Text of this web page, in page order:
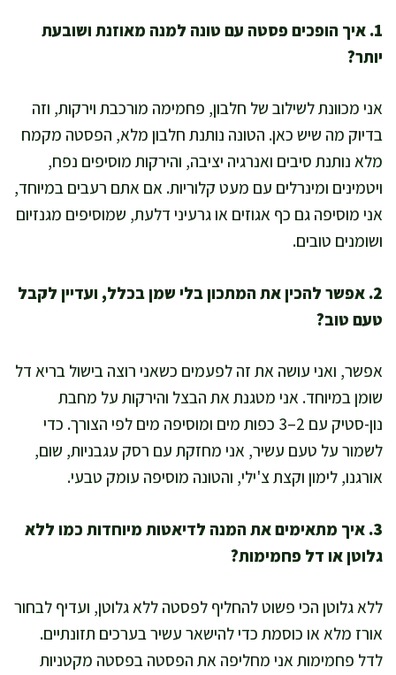
1. איך הופכים פסטה עם טונה למנה מאוזנת ושובעת
יותר?
אני מכוונת לשילוב של חלבון, פחמימה מורכבת וירקות, וזה
בדיוק מה שיש כאן. הטונה נותנת חלבון מלא, הפסטה מקמח
מלא נותנת סיבים ואנרגיה יציבה, והירקות מוסיפים נפח,
ויטמינים ומינרלים עם מעט קלוריות. אם אתם רעבים במיוחד,
אני מוסיפה גם כף אגוזים או גרעיני דלעת, שמוסיפים מגנזיום
ושומנים טובים.
2. אפשר להכין את המתכון בלי שמן בכלל, ועדיין לקבל
טעם טוב?
אפשר, ואני עושה את זה לפעמים כשאני רוצה בישול בריא דל
שומן במיוחד. אני מטגנת את הבצל והירקות על מחבת
נון-סטיק עם 2–3 כפות מים ומוסיפה מים לפי הצורך. כדי
לשמור על טעם עשיר, אני מחזקת עם רסק עגבניות, שום,
אורגנו, לימון וקצת צ'ילי, והטונה מוסיפה עומק טבעי.
3. איך מתאימים את המנה לדיאטות מיוחדות כמו ללא
גלוטן או דל פחמימות?
ללא גלוטן הכי פשוט להחליף לפסטה ללא גלוטן, ועדיף לבחור
אורז מלא או כוסמת כדי להישאר עשיר בערכים תזונתיים.
לדל פחמימות אני מחליפה את הפסטה בפסטה מקטניות